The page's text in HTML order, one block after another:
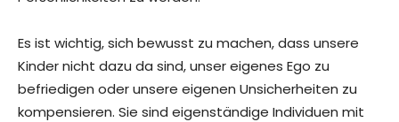
Es ist wichtig, sich bewusst zu machen, dass unsere
Kinder nicht dazu da sind, unser eigenes Ego zu
befriedigen oder unsere eigenen Unsicherheiten zu
kompensieren. Sie sind eigenständige Individuen mit